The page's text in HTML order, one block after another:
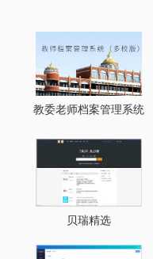
教委老师档案管理系统
贝瑞精选